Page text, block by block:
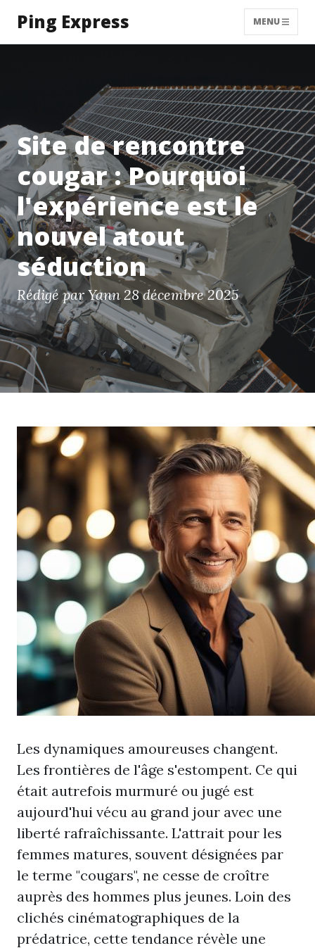
Ping Express MENU
Site de rencontre
cougar : Pourquoi
l'expérience est le
nouvel atout
séduction
Rédigé par Yann28 décembre 2025
Les dynamiques amoureuses changent.
Les frontières de l'âge s'estompent. Ce qui
était autrefois murmuré ou jugé est
aujourd'hui vécu au grand jour avec une
liberté rafraîchissante. L'attrait pour les
femmes matures, souvent désignées par
le terme "cougars", ne cesse de croître
auprès des hommes plus jeunes. Loin des
clichés cinématographiques de la
prédatrice, cette tendance révèle une